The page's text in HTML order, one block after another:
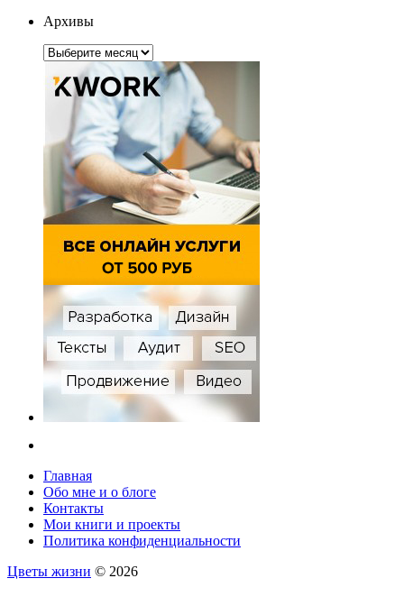
Архивы
Архивы
Главная
Обо мне и о блоге
Контакты
Мои книги и проекты
Политика конфиденциальности
Цветы жизни © 2026